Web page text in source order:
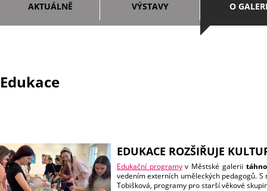
AKTUÁLNĚ VÝSTAVY O
Edukace
EDUKACE ROZŠIŘUJE
Edukační programyv Městské galerii
vedením externích uměleckých pedagogů.
Tobišková, programy pro starší věkové